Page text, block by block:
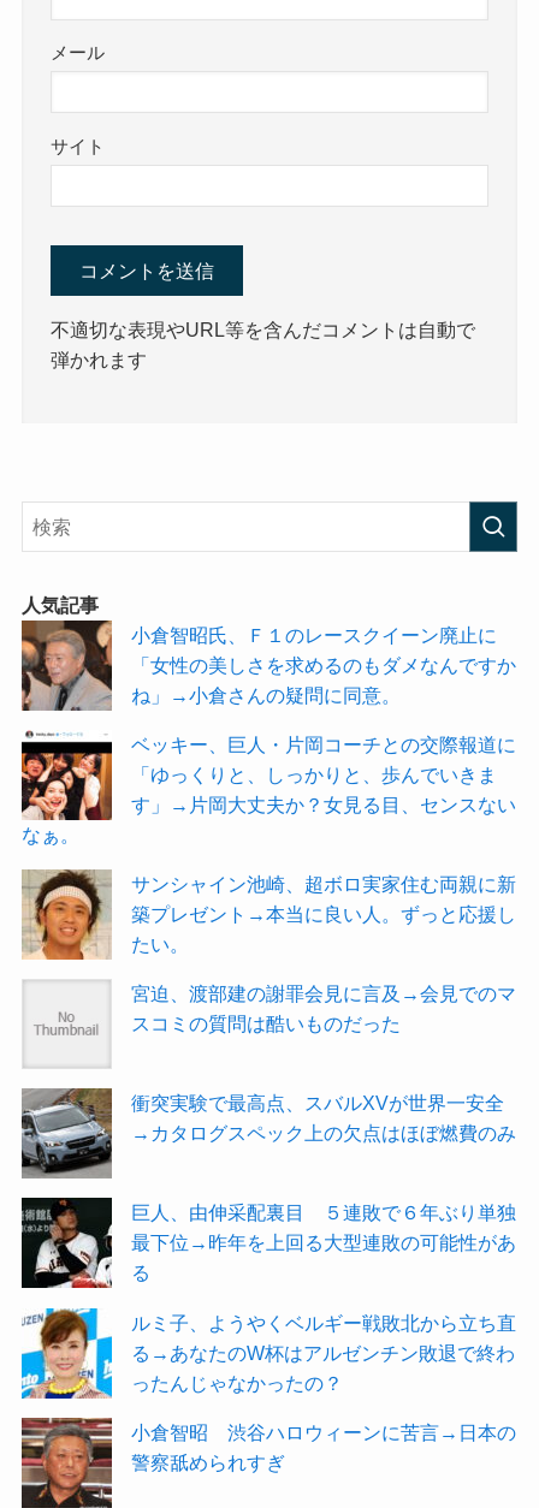
メール
サイト
不適切な表現やURL等を含んだコメントは自動で
弾かれます
人気記事
小倉智昭氏、Ｆ１のレースクイーン廃止に
「女性の美しさを求めるのもダメなんですか
ね」→小倉さんの疑問に同意。
ベッキー、巨人・片岡コーチとの交際報道に
「ゆっくりと、しっかりと、歩んでいきま
す」→片岡大丈夫か？女見る目、センスない
なぁ。
サンシャイン池崎、超ボロ実家住む両親に新
築プレゼント→本当に良い人。ずっと応援し
たい。
宮迫、渡部建の謝罪会見に言及→会見でのマ
スコミの質問は酷いものだった
衝突実験で最高点、スバルXVが世界一安全
→カタログスペック上の欠点はほぼ燃費のみ
巨人、由伸采配裏目 ５連敗で６年ぶり単独
最下位→昨年を上回る大型連敗の可能性があ
る
ルミ子、ようやくベルギー戦敗北から立ち直
る→あなたのW杯はアルゼンチン敗退で終わ
ったんじゃなかったの？
小倉智昭 渋谷ハロウィーンに苦言→日本の
警察舐められすぎ